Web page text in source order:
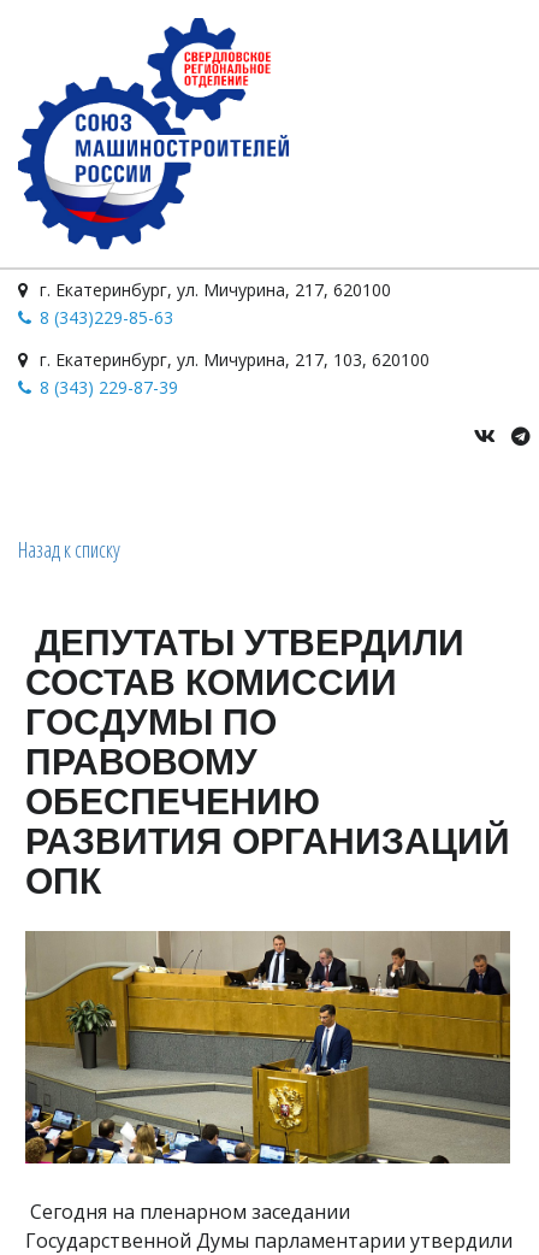
г. Екатеринбург, ул. Мичурина, 217, 620100
8 (343)229-85-63
г. Екатеринбург, ул. Мичурина, 217, 103, 620100
8 (343) 229-87-39
Назад к списку
ДЕПУТАТЫ УТВЕРДИЛИ
СОСТАВ КОМИССИИ
ГОСДУМЫ ПО
ПРАВОВОМУ
ОБЕСПЕЧЕНИЮ
РАЗВИТИЯ ОРГАНИЗАЦИЙ
ОПК
Сегодня на пленарном заседании
Государственной Думы парламентарии утвердили